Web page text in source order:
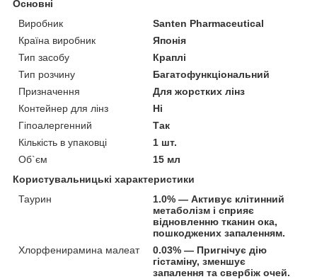
Основні
Виробник
Santen Pharmaceutical
Країна виробник
Японія
Тип засобу
Краплі
Тип розчину
Багатофункціональний
Призначення
Для жорстких лінз
Контейнер для лінз
Ні
Гіпоалергенний
Так
Кількість в упаковці
1 шт.
Об`єм
15 мл
Користувальницькі характеристики
Таурин
1.0% — Активує клітинний
метаболізм і сприяє
відновленню тканин ока,
пошкоджених запаленням.
Хлорфенирамина малеат
0.03% — Пригнічує дію
гістаміну, зменшує
запалення та свербіж очей.